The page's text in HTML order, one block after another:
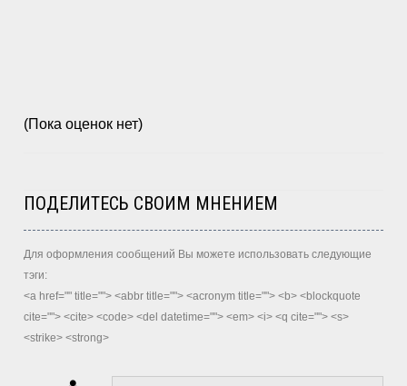
(Пока оценок нет)
ПОДЕЛИТЕСЬ СВОИМ МНЕНИЕМ
Для оформления сообщений Вы можете использовать следующие
тэги:
<a href="" title=""> <abbr title=""> <acronym title=""> <b> <blockquote
cite=""> <cite> <code> <del datetime=""> <em> <i> <q cite=""> <s>
<strike> <strong>